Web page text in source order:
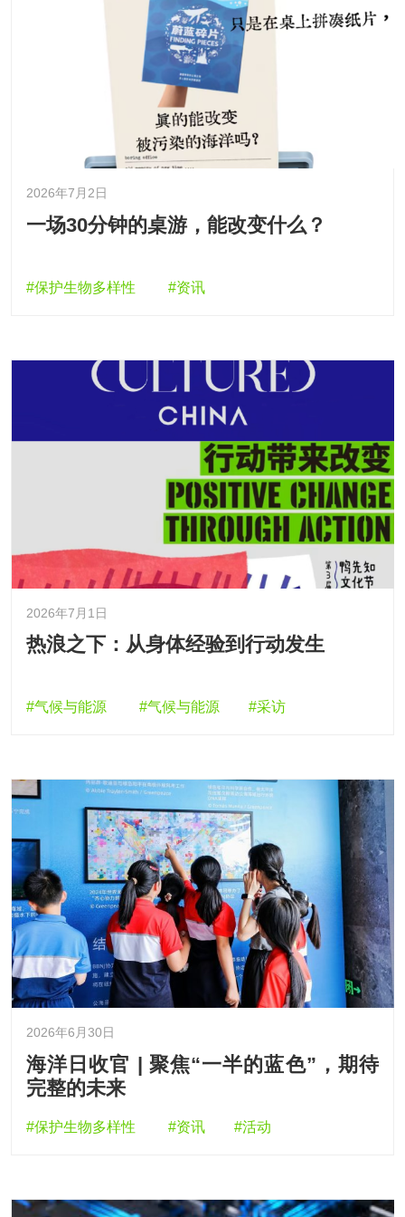
2026年7月2日
一场30分钟的桌游，能改变什么？
#保护生物多样性 #资讯
2026年7月1日
热浪之下：从身体经验到行动发生
#气候与能源 #气候与能源 #采访
2026年6月30日
海洋日收官 | 聚焦“一半的蓝色”，期待
完整的未来
#保护生物多样性 #资讯 #活动